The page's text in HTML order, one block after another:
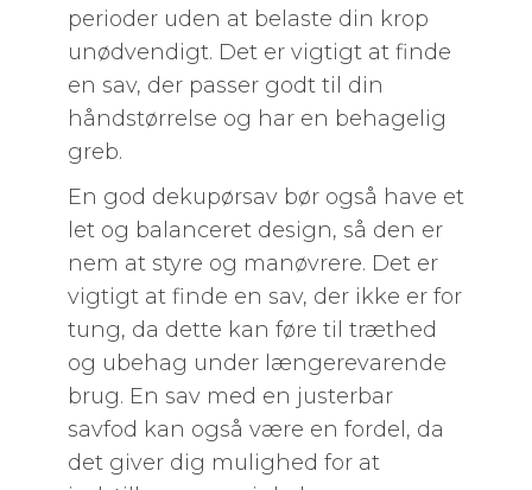
perioder uden at belaste din krop
unødvendigt. Det er vigtigt at finde
en sav, der passer godt til din
håndstørrelse og har en behagelig
greb.
En god dekupørsav bør også have et
let og balanceret design, så den er
nem at styre og manøvrere. Det er
vigtigt at finde en sav, der ikke er for
tung, da dette kan føre til træthed
og ubehag under længerevarende
brug. En sav med en justerbar
savfod kan også være en fordel, da
det giver dig mulighed for at